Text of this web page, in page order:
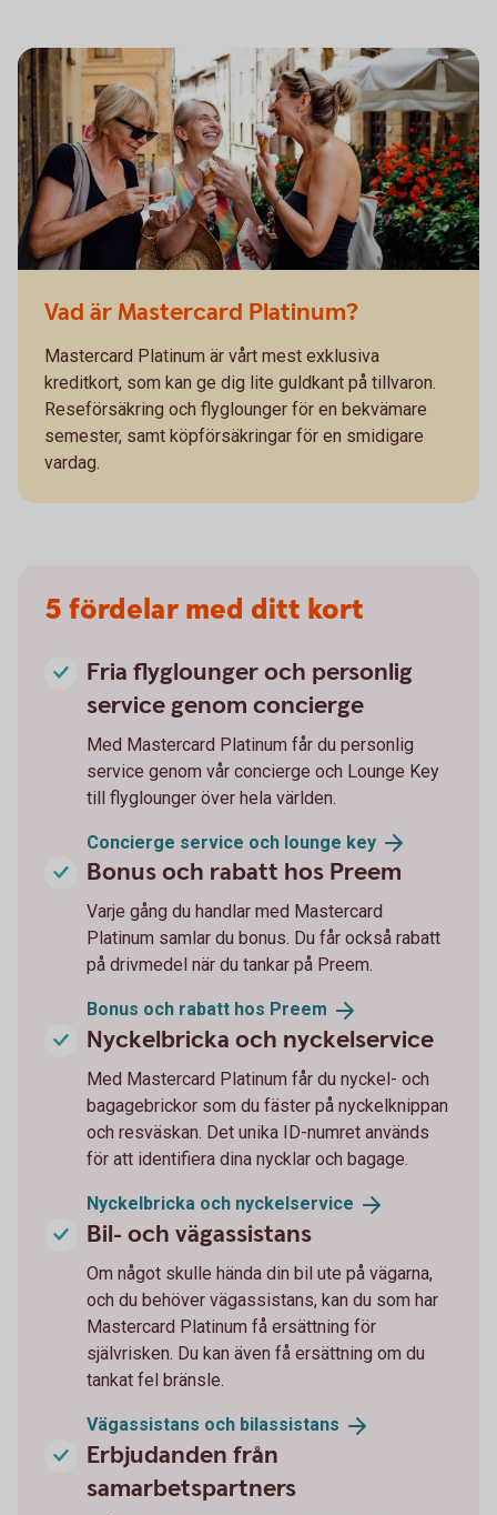
Vad är Mastercard Platinum?
Mastercard Platinum är vårt mest exklusiva
kreditkort, som kan ge dig lite guldkant på tillvaron.
Reseförsäkring och flyglounger för en bekvämare
semester, samt köpförsäkringar för en smidigare
vardag.
5 fördelar med ditt kort
Fria flyglounger och personlig
service genom concierge
Med Mastercard Platinum får du personlig
service genom vår concierge och Lounge Key
till flyglounger över hela världen.
Concierge service och lounge key
Bonus och rabatt hos Preem
Varje gång du handlar med Mastercard
Platinum samlar du bonus. Du får också rabatt
på drivmedel när du tankar på Preem.
Bonus och rabatt hos Preem
Nyckelbricka och nyckelservice
Med Mastercard Platinum får du nyckel- och
bagagebrickor som du fäster på nyckelknippan
och resväskan. Det unika ID-numret används
för att identifiera dina nycklar och bagage.
Nyckelbricka och nyckelservice
Bil- och vägassistans
Om något skulle hända din bil ute på vägarna,
och du behöver vägassistans, kan du som har
Mastercard Platinum få ersättning för
självrisken. Du kan även få ersättning om du
tankat fel bränsle.
Vägassistans och bilassistans
Erbjudanden från
samarbetspartners